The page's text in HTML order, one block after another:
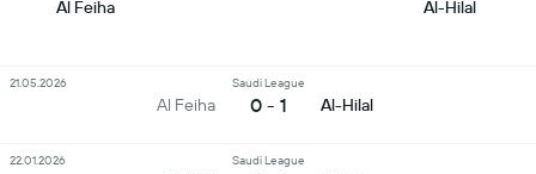
Al Feiha Al-Hilal
Al Feiha
Saudi League
0 - 1 Al-Hilal
21.05.2026
Saudi League
22.01.2026